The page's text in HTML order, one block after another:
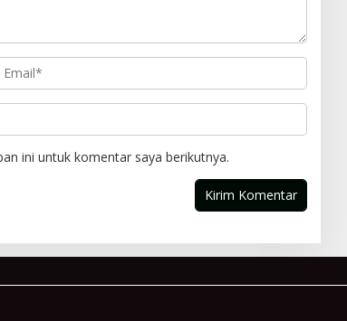
ini untuk komentar saya berikutnya.